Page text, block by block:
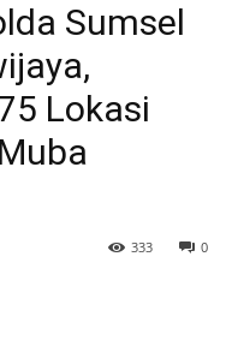
Sumsel
Lokasi
0
333